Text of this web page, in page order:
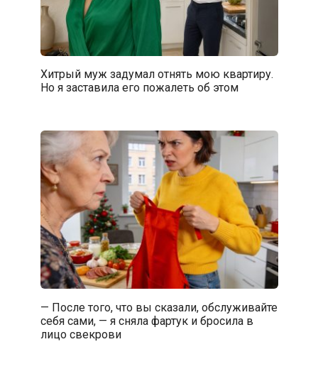
Хитрый муж задумал отнять мою квартиру.
Но я заставила его пожалеть об этом
— После того, что вы сказали, обслуживайте
себя сами, — я сняла фартук и бросила в
лицо свекрови